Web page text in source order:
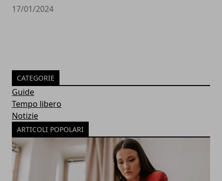
17/01/2024
CATEGORIE
Guide
Tempo libero
Notizie
ARTICOLI POPOLARI